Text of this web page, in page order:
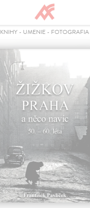
KNIHY - UMENIE - FOTOGRAFIA